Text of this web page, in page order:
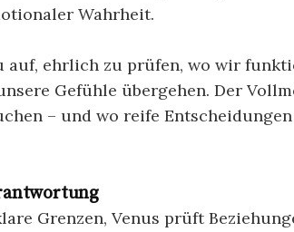
Wahrheit.
auf, ehrlich zu prüfen, wo wir
Gefühle übergehen. Der
– und wo reife
Grenzen, Venus prüft